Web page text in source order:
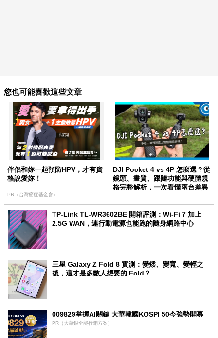
您也可能喜歡這些文章
伴侶和妳一起預防HPV，才有資
格說愛妳！
PR（台灣癌症基金會）
DJI Pocket 4 vs 4P 怎麼選？從
鏡頭、畫質、跟隨功能與硬體規
格完整解析，一次看懂兩台差異
TP-Link TL-WR3602BE 開箱評測：Wi-Fi 7 加上
2.5G WAN，連行動電源也能跑的隨身網路中心
三星 Galaxy Z Fold 8 實測：變矮、變寬、變輕之
後，這才是多數人想要的 Fold？
009829掌握AI關鍵 大華韓國KOSPI 50今強勢開募
PR（大華銀全能行銷方案）